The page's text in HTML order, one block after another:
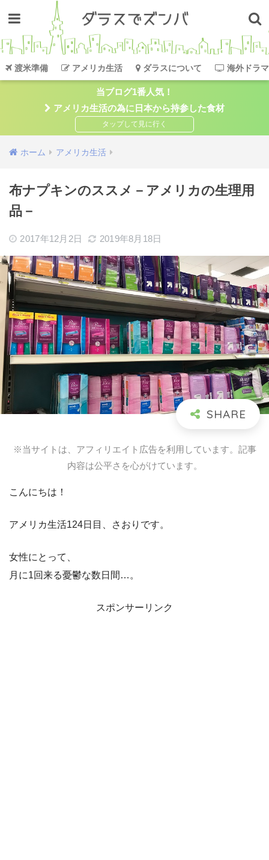
渡米準備 アメリカ生活 ダラスについて 海外ドラ
当ブログ1番人気！
アメリカ生活の為に日本から持参した食材
ホーム アメリカ生活
布ナプキンのススメ－アメリカの生理用
品－
2017年12月2日 2019年8月18日
※当サイトは、アフィリエイト広告を利用しています。記事
内容は公平さを心がけています。
こんにちは！
アメリカ生活124日目、さおりです。
女性にとって、
月に1回来る憂鬱な数日間…。
スポンサーリンク